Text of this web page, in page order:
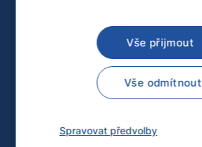
Vše přijmout
Vše odmítnout
Spravovat předvolby